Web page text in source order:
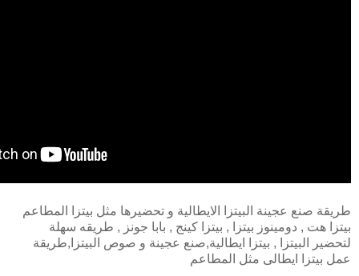
طريقة صنع عجينة البيتزا الايطالية و تحضيرها مثل بيتزا المطاعم
بيتزا هت , دومينوز بيتزا , بيتزا كينج , بابا جونز , طريقه سهلة
لتحضير البيتزا , بيتزا ايطالية,صنع عجينة و صوص البيتزا,طريقة
عمل بيتزا ايطالى مثل المطاعم